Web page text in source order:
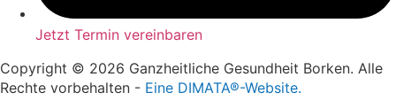
Jetzt Termin vereinbaren
Copyright © 2026 Ganzheitliche Gesundheit Borken. Alle
Rechte vorbehalten - Eine DIMATA®-Website.